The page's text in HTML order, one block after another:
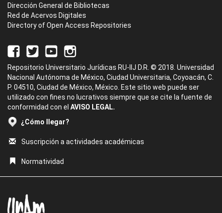
Dirección General de Bibliotecas
Red de Acervos Digitales
Directory of Open Access Repositories
Repositorio Universitario Jurídicas RU-IIJ D.R. © 2018. Universidad
Nacional Autónoma de México, Ciudad Universitaria, Coyoacán, C.
P. 04510, Ciudad de México, México. Este sitio web puede ser
utilizado con fines no lucrativos siempre que se cite la fuente de
conformidad con el AVISO LEGAL.
¿Cómo llegar?
Suscripción a actividades académicas
Normatividad